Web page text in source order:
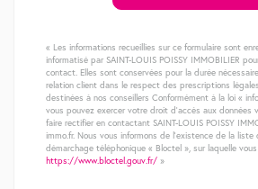
« Les informations recueillies sur ce formulaire sont
informatisé par SAINT-LOUIS POISSY IMMOBILIER
contact. Elles sont conservées pour la durée
relation client dans le respect des prescriptions
destinées à nos conseillers Conformément à la loi «
vous pouvez exercer votre droit d'accès aux données
faire rectifier en contactant SAINT-LOUIS POISSY
immo.fr. Nous vous informons de l'existence de la liste
démarchage téléphonique « Bloctel », sur laquelle
https://www.bloctel.gouv.fr/ »